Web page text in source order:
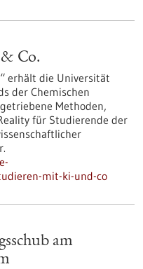
Co.
erhält die Universität
der Chemischen
Methoden,
für Studierende der
mit-ki-und-co
am